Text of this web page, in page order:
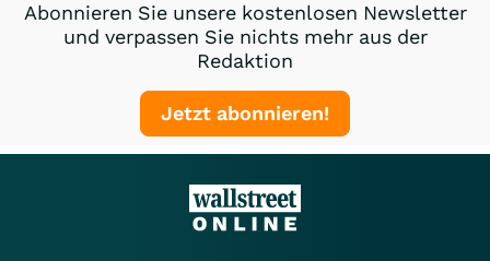
Abonnieren Sie unsere kostenlosen Newsletter
und verpassen Sie nichts mehr aus der
Redaktion
Jetzt abonnieren!